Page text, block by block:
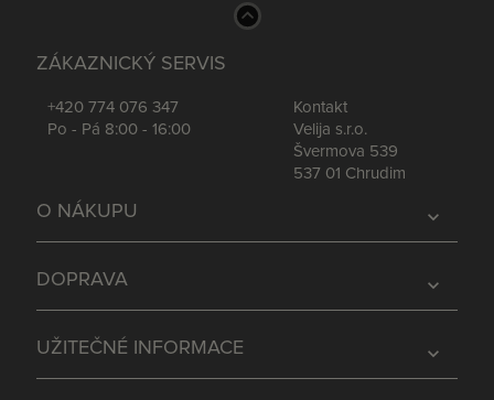
ZÁKAZNICKÝ SERVIS
+420 774 076 347
Po - Pá 8:00 - 16:00
Kontakt
Velija s.r.o.
Švermova 539
537 01 Chrudim
expand_more
O NÁKUPU
expand_more
DOPRAVA
expand_more
UŽITEČNÉ INFORMACE